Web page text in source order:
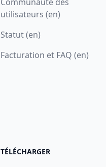
utilisateurs (en)
Statut (en)
Facturation et FAQ (en)
TÉLÉCHARGER